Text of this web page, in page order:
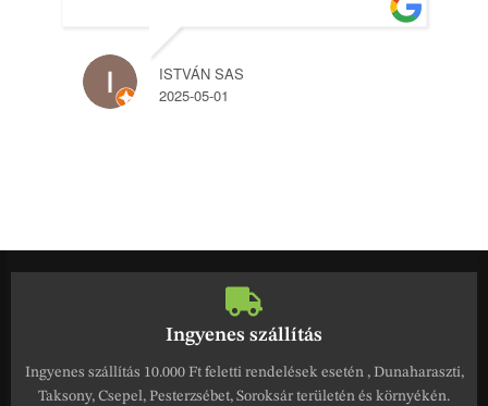
ISTVÁN SAS
2025-05-01
Ingyenes szállítás
Ingyenes szállítás 10.000 Ft feletti rendelések esetén , Dunaharaszti,
Taksony, Csepel, Pesterzsébet, Soroksár területén és környékén.